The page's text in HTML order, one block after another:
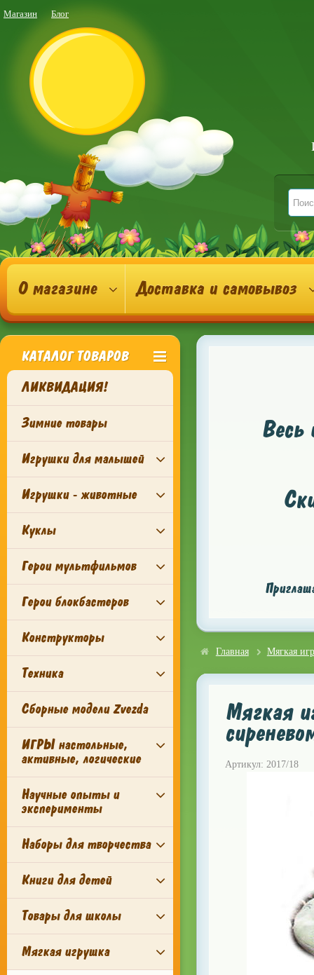
Магазин Блог
О магазине Доставка и самовывоз
КАТАЛОГ ТОВАРОВ
ЛИКВИДАЦИЯ!
Зимние товары
Игрушки для малышей
Игрушки - животные
Куклы
Герои мультфильмов
Герои блокбастеров
Конструкторы
Техника
Сборные модели Zvezda
ИГРЫ настольные,
активные, логические
Научные опыты и
эксперименты
Наборы для творчества
Книги для детей
Товары для школы
Мягкая игрушка
Весь
Главная Мягкая
Мягкая
Артикул: 2017/18